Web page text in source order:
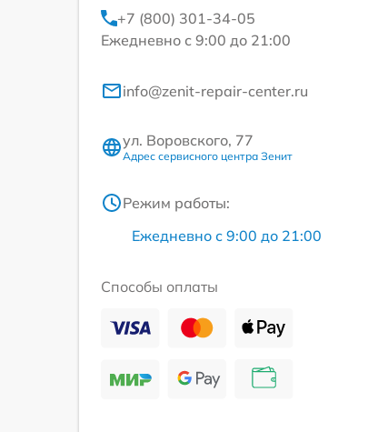
+7 (800) 301-34-05
Ежедневно с 9:00 до 21:00
info@zenit-repair-center.ru
ул. Воровского, 77
Адрес сервисного центра Зенит
Режим работы:
Ежедневно с 9:00 до 21:00
Способы оплаты